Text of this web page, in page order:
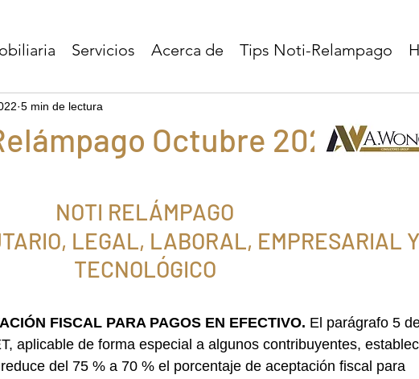
Servicios Acerca de Tips Noti-Relampago
Octubre 2022
5 min de lectura
NOTI RELÁMPAGO
LEGAL, LABORAL, EMPRESARIAL Y
TECNOLÓGICO
FISCAL PARA PAGOS EN EFECTIVO. El parágrafo 5
aplicable de forma especial a algunos contribuyentes,
del 75 % a 70 % el porcentaje de aceptación fiscal para